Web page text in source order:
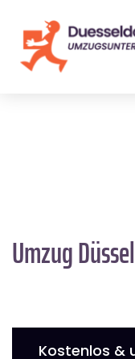
Umzug
Kostenlos &